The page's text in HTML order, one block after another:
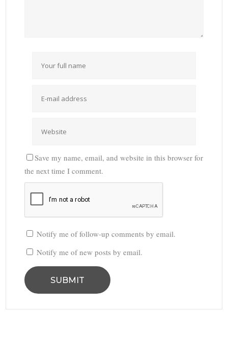
Save my name, email, and website in this browser for
the next time I comment.
Notify me of follow-up comments by email.
Notify me of new posts by email.